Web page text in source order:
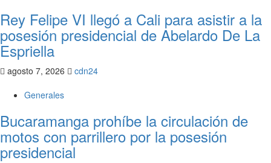
Rey Felipe VI llegó a Cali para asistir a la
posesión presidencial de Abelardo De La
Espriella
agosto 7, 2026
cdn24
Generales
Bucaramanga prohíbe la circulación de
motos con parrillero por la posesión
presidencial